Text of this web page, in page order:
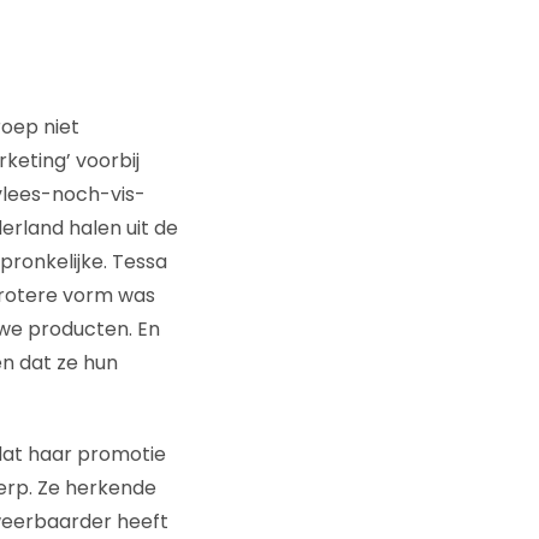
niet
voorbij
noch-vis-
halen uit de
Tessa
vorm was
producten. En
dat ze hun
haar promotie
Ze herkende
heeft